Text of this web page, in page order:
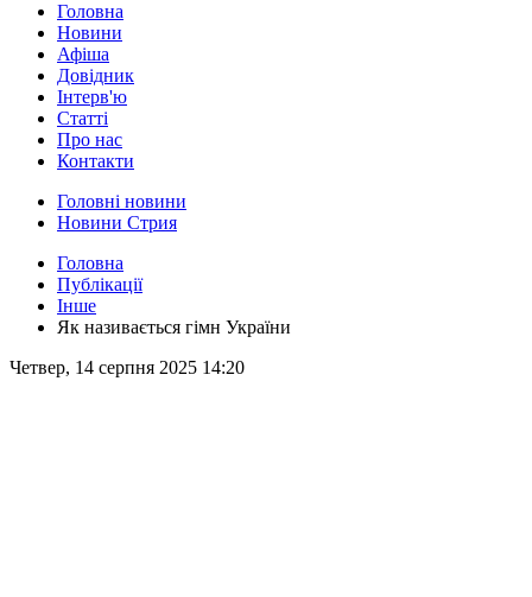
Головна
Новини
Афіша
Довідник
Інтерв'ю
Статті
Про нас
Контакти
Головні новини
Новини Стрия
Головна
Публікації
Інше
Як називається гімн України
Четвер, 14 серпня 2025 14:20